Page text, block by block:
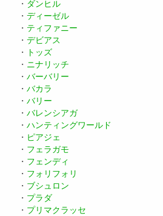
・ ダンヒル
・ ディーゼル
・ ティファニー
・ デビアス
・
トッズ
・ ニナリッチ
・ バーバリー
・ バカラ
・ バリー
・ バレンシアガ
・ ハンティングワールド
・ ピアジェ
・ フェラガモ
・ フェンディ
・ フォリフォリ
・ ブシュロン
・ プラダ
・ プリマクラッセ